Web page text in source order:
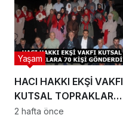
HACI HAKKI EKŞİ VAKFI
KUTSAL TOPRAKLARA
70 KİŞİ GÖNDERDİ
Yaşam
2 hafta önce